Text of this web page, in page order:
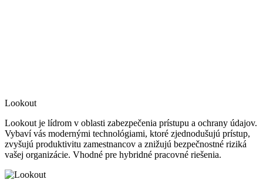
Lookout
Lookout je lídrom v oblasti zabezpečenia prístupu a ochrany údajov.
Vybaví vás modernými technológiami, ktoré zjednodušujú prístup,
zvyšujú produktivitu zamestnancov a znižujú bezpečnostné riziká
vašej organizácie. Vhodné pre hybridné pracovné riešenia.